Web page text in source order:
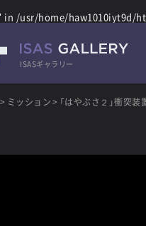
in /usr/home/haw1010iyt9d/
ISASギャラリー
ミッション 「はやぶさ２」衝突